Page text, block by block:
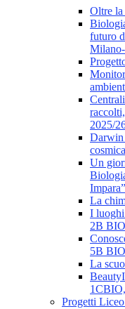
Oltre la
futuro
2025/
Darwin
Un
La
I
2B
5B
La
Progetti